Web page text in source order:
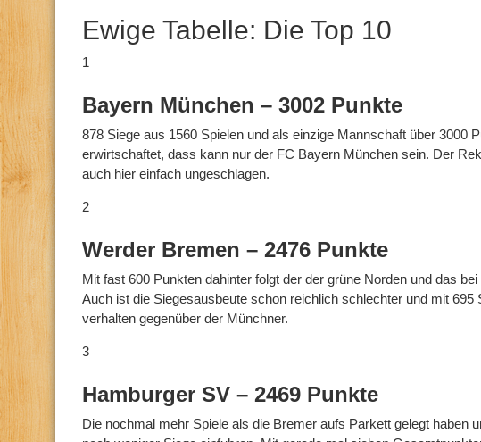
Ewige Tabelle: Die Top 10
1
Bayern München – 3002 Punkte
878 Siege aus 1560 Spielen und als einzige Mannschaft über 3000
erwirtschaftet, dass kann nur der FC Bayern München sein. Der
auch hier einfach ungeschlagen.
2
Werder Bremen – 2476 Punkte
Mit fast 600 Punkten dahinter folgt der der grüne Norden und das bei
Auch ist die Siegesausbeute schon reichlich schlechter und mit 695
verhalten gegenüber der Münchner.
3
Hamburger SV – 2469 Punkte
Die nochmal mehr Spiele als die Bremer aufs Parkett gelegt haben